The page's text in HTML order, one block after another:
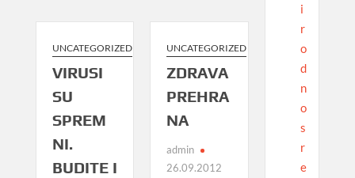
UNCATEGORIZED
VIRUSI
SU
SPREM
NI.
BUDITE I
UNCATEGORIZED
ZDRAVA
PREHRA
NA
admin
26.09.2012
i
r
o
d
n
o
s
r
e